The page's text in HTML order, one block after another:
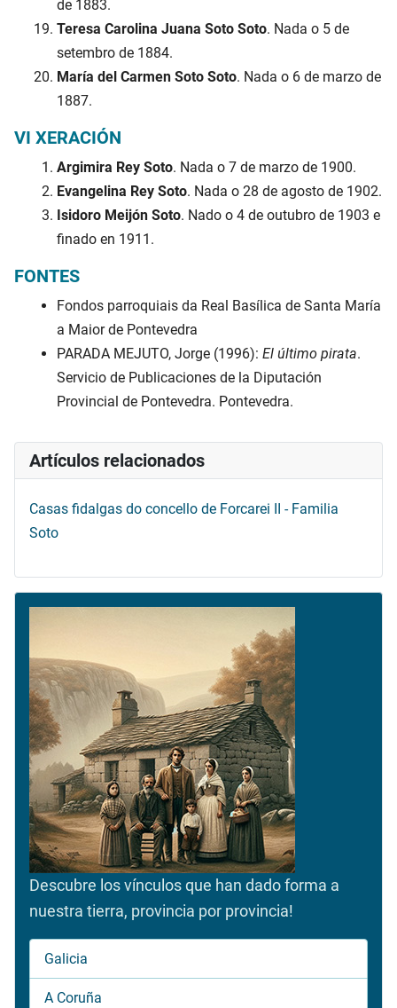
de 1883.
Teresa Carolina Juana Soto Soto. Nada o 5 de
setembro de 1884.
María del Carmen Soto Soto. Nada o 6 de marzo de
1887.
VI XERACIÓN
Argimira Rey Soto. Nada o 7 de marzo de 1900.
Evangelina Rey Soto. Nada o 28 de agosto de 1902.
Isidoro Meijón Soto. Nado o 4 de outubro de 1903 e
finado en 1911.
FONTES
Fondos parroquiais da Real Basílica de Santa María
a Maior de Pontevedra
PARADA MEJUTO, Jorge (1996): El último pirata.
Servicio de Publicaciones de la Diputación
Provincial de Pontevedra. Pontevedra.
Artículos relacionados
Casas fidalgas do concello de Forcarei II - Familia
Soto
Descubre los vínculos que han dado forma a
nuestra tierra, provincia por provincia!
Galicia
A Coruña